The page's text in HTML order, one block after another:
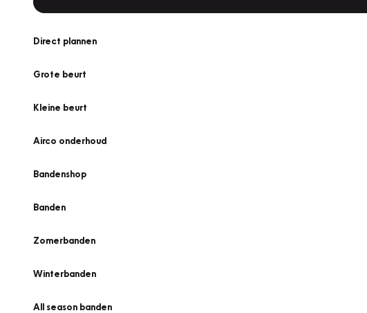
Direct plannen
Grote beurt
Kleine beurt
Airco onderhoud
Bandenshop
Banden
Zomerbanden
Winterbanden
All season banden